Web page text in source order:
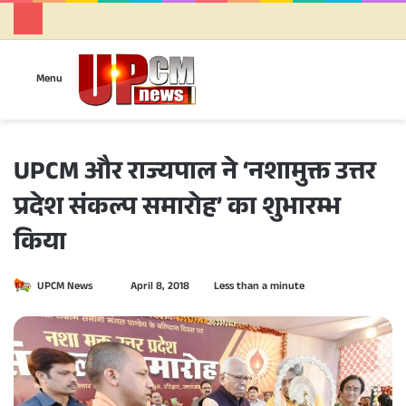
Menu
UPCM और राज्यपाल ने ‘नशामुक्त उत्तर
प्रदेश संकल्प समारोह’ का शुभारम्भ
किया
UPCM News
n
d
a
n
April 8, 2018 Less than a minute